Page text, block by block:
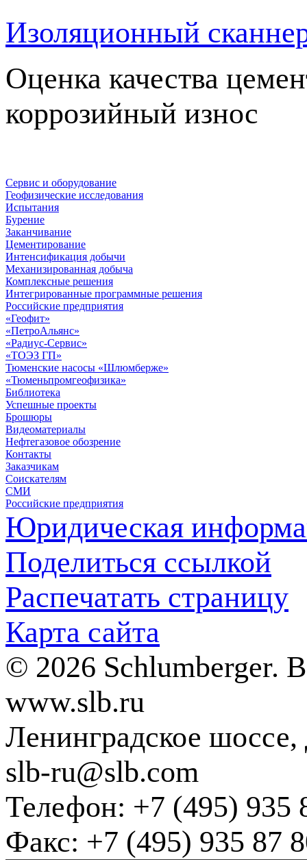
Изоляционный
Оценка качества
коррозийный износ
Сервис и оборудование
Геофизические исследования
Испытания
Бурение
Заканчивание
Цементирование
Интенсификация добычи
Механизированная добыча
Комплексные решения
Интегрированные программные решения
Российские предприятия
«Геофит»
«ПетроАльянс»
«Радиус-Сервис»
«ТОЭЗ ГП»
Тюменские насосы «Шлюмберже»
«Тюменьпромгеофизика»
Библиотека
Успешные проекты
Брошюры
Видеоматериалы
Нефтегазовое обозрение
Контакты
Заказчикам
Соискателям
СМИ
Российские предприятия
Юридическая
Поделиться ссылкой
Распечатать страницу
Карта сайта
© 2026 Schlumberger.
www.slb.ru
Ленинградское
slb-ru@slb.com
Телефон: +7 (495) 935
Факс: +7 (495) 935 87